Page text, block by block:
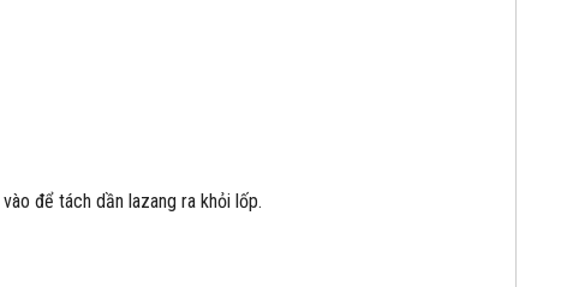
để tách dần lazang ra khỏi lốp.